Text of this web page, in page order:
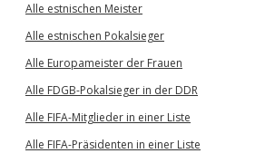
Alle estnischen Meister
Alle estnischen Pokalsieger
Alle Europameister der Frauen
Alle FDGB-Pokalsieger in der DDR
Alle FIFA-Mitglieder in einer Liste
Alle FIFA-Präsidenten in einer Liste